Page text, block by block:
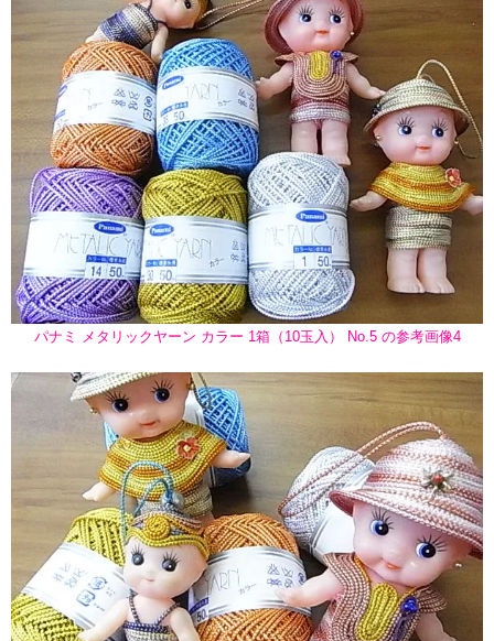
パナミ メタリックヤーン カラー 1箱（10玉入） No.5 の参考画像4